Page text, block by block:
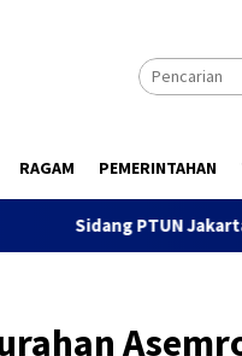
RAGAM PEMERINTAHAN
Jakarta Sengketa